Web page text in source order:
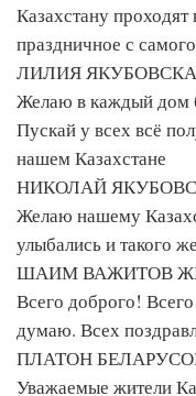
Казахстану
праздничное с
ЛИЛИЯ
Желаю в каждый дом
Пускай у всех всё
нашем Казахстане
НИКОЛАЙ
Желаю нашему
улыбались и такого
ШАИМ ВАЖИТОВ
Всего доброго!
думаю. Всех
ПЛАТОН
Уважаемые жители